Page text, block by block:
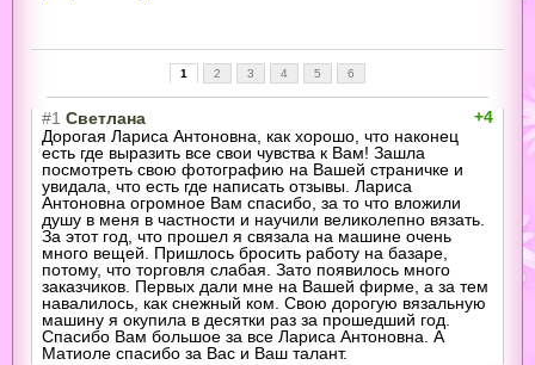
1 2 3 4 5 6
+4
#1 Светлана
Дорогая Лариса Антоновна, как хорошо, что наконец
есть где выразить все свои чувства к Вам! Зашла
посмотреть свою фотографию на Вашей страничке и
увидала, что есть где написать отзывы. Лариса
Антоновна огромное Вам спасибо, за то что вложили
душу в меня в частности и научили великолепно вязать.
За этот год, что прошел я связала на машине очень
много вещей. Пришлось бросить работу на базаре,
потому, что торговля слабая. Зато появилось много
заказчиков. Первых дали мне на Вашей фирме, а за тем
навалилось, как снежный ком. Свою дорогую вязальную
машину я окупила в десятки раз за прошедший год.
Спасибо Вам большое за все Лариса Антоновна. А
Матиоле спасибо за Вас и Ваш талант.